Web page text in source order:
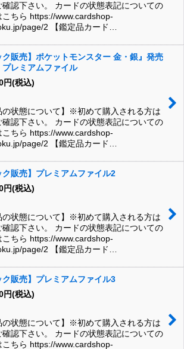
確認下さい。 カードの状態表記についての
こちら https://www.cardshop-
page/2 【鑑定品カード…
ク販売】ポケットモンスター 金・銀』発売
レミアムファイル
円(税込)
の状態について】※初めて購入される方は
確認下さい。 カードの状態表記についての
こちら https://www.cardshop-
page/2 【鑑定品カード…
ク販売】プレミアムファイル2
円(税込)
の状態について】※初めて購入される方は
確認下さい。 カードの状態表記についての
こちら https://www.cardshop-
page/2 【鑑定品カード…
ク販売】プレミアムファイル3
円(税込)
の状態について】※初めて購入される方は
確認下さい。 カードの状態表記についての
こちら https://www.cardshop-